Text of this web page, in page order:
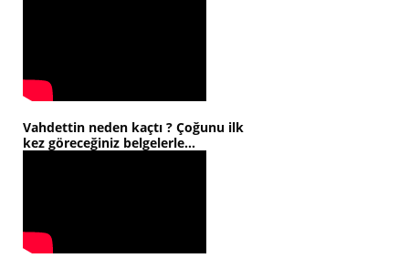
Vahdettin neden kaçtı ? Çoğunu ilk
kez göreceğiniz belgelerle...